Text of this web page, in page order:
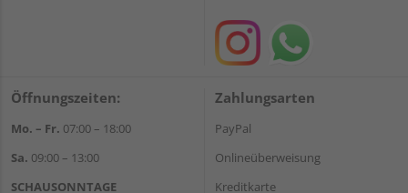
Öffnungszeiten:
Mo. – Fr. 07:00 – 18:00
Sa. 09:00 – 13:00
SCHAUSONNTAGE
Zahlungsarten
PayPal
Onlineüberweisung
Kreditkarte